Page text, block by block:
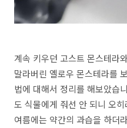
계속 키우던 고스트 몬스테라
말라버린 옐로우 몬스테라를
법에 대해서 정리를 해보았습
도 식물에게 줘선 안 되니 오
여름에는 약간의 과습을 하더